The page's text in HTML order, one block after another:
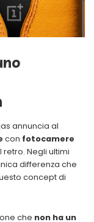
annuncia al
con fotocamere
retro. Negli ultimi
differenza che
concept di
che non ha un